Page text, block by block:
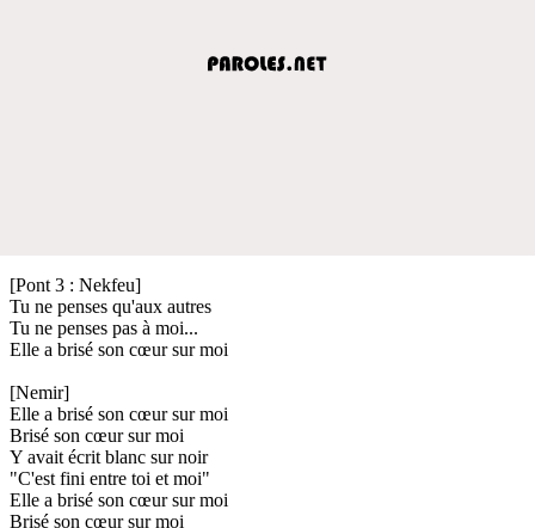
[Pont 3 : Nekfeu]
Tu ne penses qu'aux autres
Tu ne penses pas à moi...
Elle a brisé son cœur sur moi
[Nemir]
Elle a brisé son cœur sur moi
Brisé son cœur sur moi
Y avait écrit blanc sur noir
"C'est fini entre toi et moi"
Elle a brisé son cœur sur moi
Brisé son cœur sur moi